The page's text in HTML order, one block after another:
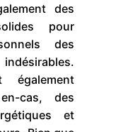
des
pour
des
également
cas, des
et